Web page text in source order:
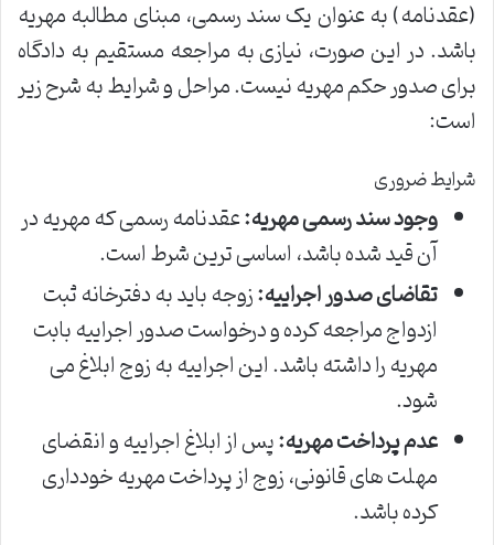
(عقدنامه) به عنوان یک سند رسمی، مبنای مطالبه مهریه
باشد. در این صورت، نیازی به مراجعه مستقیم به دادگاه
برای صدور حکم مهریه نیست. مراحل و شرایط به شرح زیر
است:
شرایط ضروری
وجود سند رسمی مهریه:عقدنامه رسمی که مهریه در
آن قید شده باشد، اساسی ترین شرط است.
تقاضای صدور اجراییه:زوجه باید به دفترخانه ثبت
ازدواج مراجعه کرده و درخواست صدور اجراییه بابت
مهریه را داشته باشد. این اجراییه به زوج ابلاغ می
شود.
عدم پرداخت مهریه:پس از ابلاغ اجراییه و انقضای
مهلت های قانونی، زوج از پرداخت مهریه خودداری
کرده باشد.